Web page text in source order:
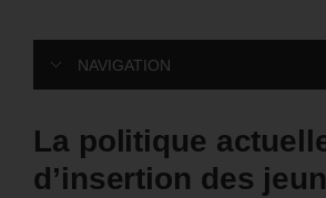
NAVIGATION
La politique
d’insertion des